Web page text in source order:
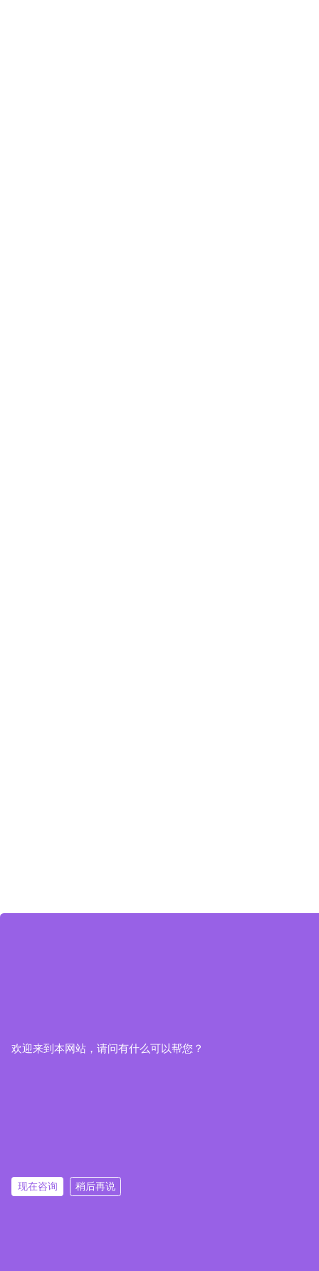
欢迎来到本网站，请问有什么可以帮您？
现在咨询 稍后再说